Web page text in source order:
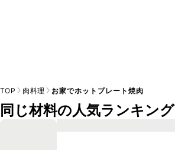
TOP 肉料理 お家でホットプレート焼肉
同じ材料の人気ランキング